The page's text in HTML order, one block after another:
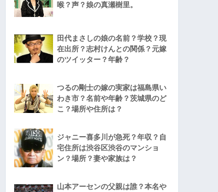
喉？声？娘の真瀬樹里。
田代まさしの娘の名前？学校？現
在出所？志村けんとの関係？元嫁
のツイッター？年齢？
つるの剛士の嫁の実家は福島県い
わき市？名前や年齢？茨城県のど
こ？場所や住所は？
ジャニー喜多川が急死？年収？自
宅住所は渋谷区渋谷のマンショ
ン？場所？妻や家族は？
山本アーセンの父親は誰？本名や